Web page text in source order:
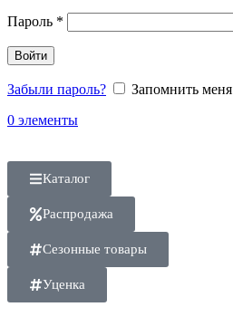
Пароль *
Войти
Забыли пароль?
Запомнить меня
0 элементы
Каталог
Распродажа
Сезонные товары
Уценка